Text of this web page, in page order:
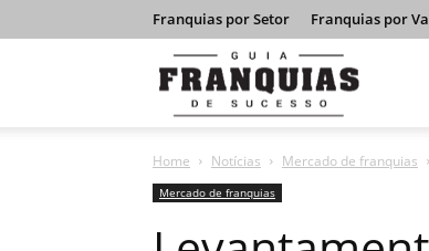
Franquias por Setor Franquias por
Franquias
Home Notícias Mercado de franquias
Mercado de franquias